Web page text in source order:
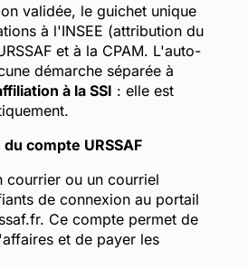
validée, le guichet unique
à l'INSEE (attribution du
et à la CPAM. L'auto-
démarche séparée à
à la SSI : elle est
compte URSSAF
courrier ou un courriel
de connexion au portail
Ce compte permet de
et de payer les